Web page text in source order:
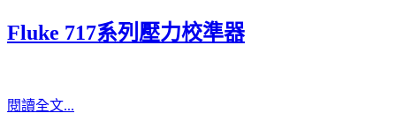
Fluke 717系列壓力校準器
閱讀全文...